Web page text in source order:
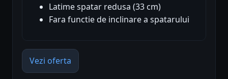
Latime spatar redusa (33 cm)
Fara functie de inclinare a spatarului
Vezi oferta